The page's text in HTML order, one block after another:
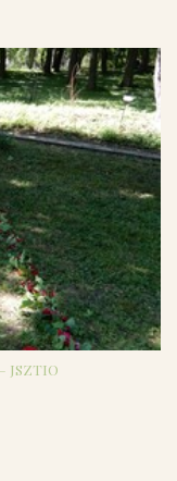
JSZTIO